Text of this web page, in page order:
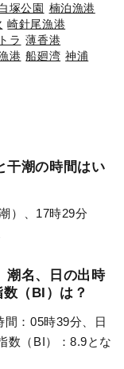
塚公園 楠泊漁港
崎針尾漁港
ラ 薄香港
港 船廻湾 神浦
干潮の時間はい
）、17時29分
潮名、日の出時
（BI）は？
間：05時39分、日
数（BI）：8.9とな